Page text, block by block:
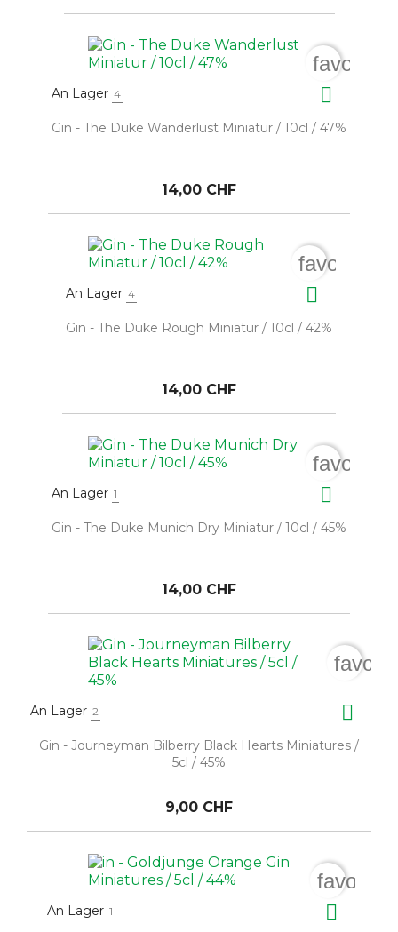
An Lager 4 
Gin - The Duke Wanderlust Miniatur / 10cl / 47%
14,00 CHF
An Lager 4 
Gin - The Duke Rough Miniatur / 10cl / 42%
14,00 CHF
An Lager 1 
Gin - The Duke Munich Dry Miniatur / 10cl / 45%
14,00 CHF
An Lager 2 
Gin - Journeyman Bilberry Black Hearts Miniatures /
5cl / 45%
9,00 CHF
An Lager 1 